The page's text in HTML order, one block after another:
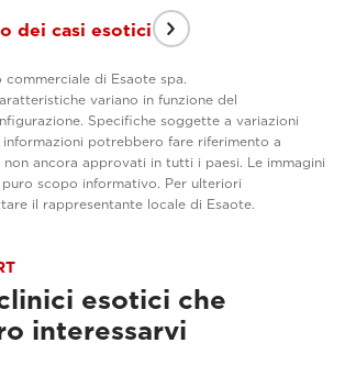
dei casi esotici
commerciale di Esaote spa.
variano in funzione del
Specifiche soggette a variazioni
informazioni potrebbero fare riferimento a
ancora approvati in tutti i paesi. Le immagini
scopo informativo. Per ulteriori
il rappresentante locale di Esaote.
esotici che
interessarvi